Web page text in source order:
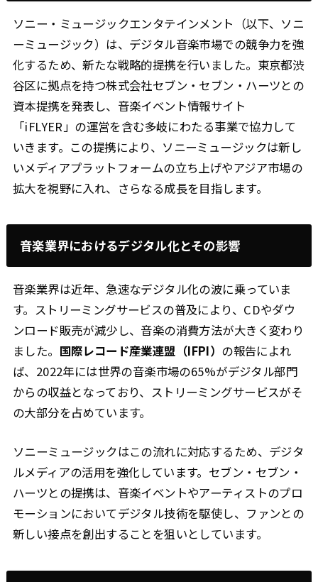
ソニー・ミュージックエンタテインメント（以下、ソニ
ーミュージック）は、デジタル音楽市場での競争力を強
化するため、新たな戦略的提携を行いました。東京都渋
谷区に拠点を持つ株式会社セブン・セブン・ハーツとの
資本提携を発表し、音楽イベント情報サイト
「iFLYER」の運営を含む多岐にわたる事業で協力して
いきます。この提携により、ソニーミュージックは新し
いメディアプラットフォームの立ち上げやアジア市場の
拡大を視野に入れ、さらなる成長を目指します。
音楽業界におけるデジタル化とその影響
音楽業界は近年、急速なデジタル化の波に乗っていま
す。ストリーミングサービスの普及により、CDやダウ
ンロード販売が減少し、音楽の消費方法が大きく変わり
ました。 国際レコード産業連盟（IFPI） の報告によれ
ば、2022年には世界の音楽市場の65%がデジタル部門
からの収益となっており、ストリーミングサービスがそ
の大部分を占めています。
ソニーミュージックはこの流れに対応するため、デジタ
ルメディアの活用を強化しています。セブン・セブン・
ハーツとの提携は、音楽イベントやアーティストのプロ
モーションにおいてデジタル技術を駆使し、ファンとの
新しい接点を創出することを狙いとしています。